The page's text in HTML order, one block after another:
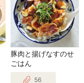
豚肉と揚げなすのせ
ごはん
56